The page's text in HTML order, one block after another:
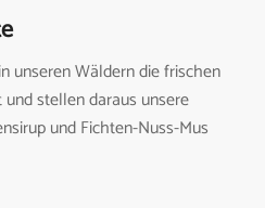
unseren Wäldern die frischen
stellen daraus unsere
und Fichten-Nuss-Mus